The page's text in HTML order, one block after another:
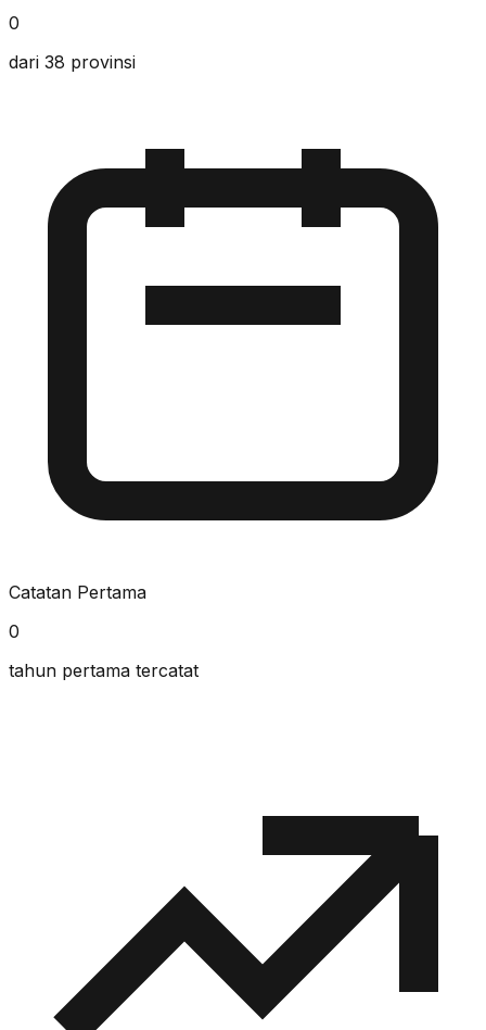
0
dari 38 provinsi
Catatan Pertama
0
tahun pertama tercatat